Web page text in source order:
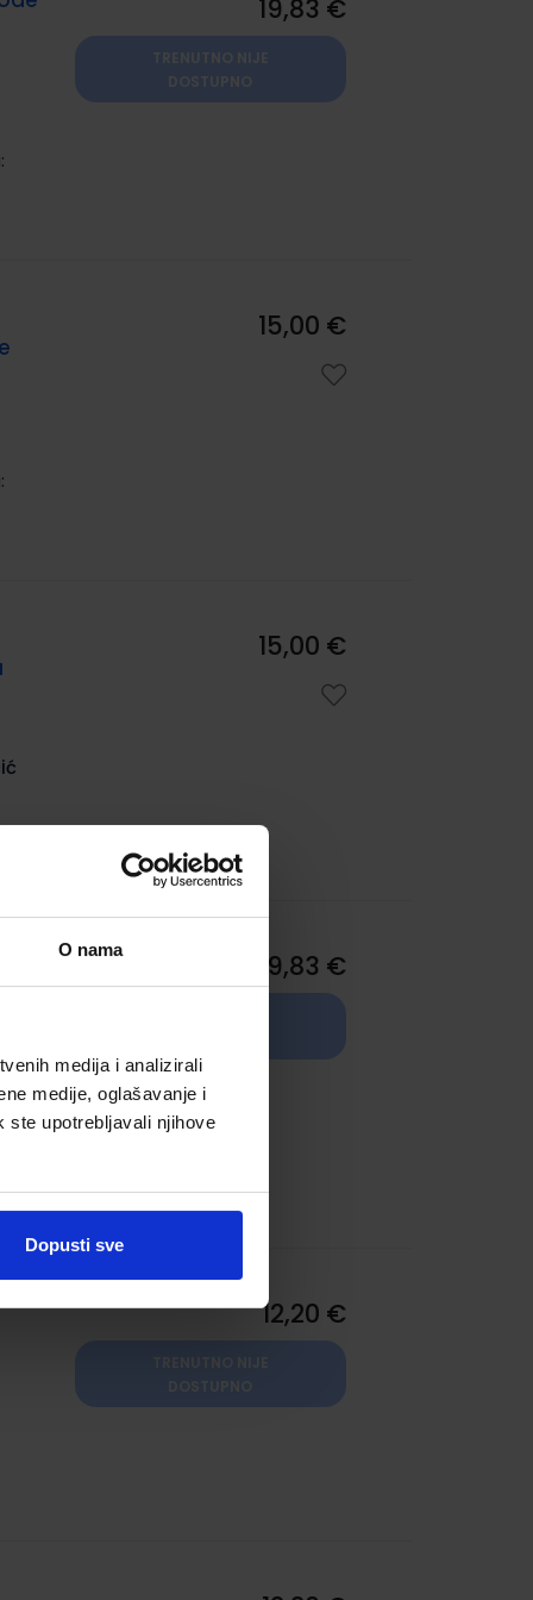
O nama
medija i analizirali
medije, oglašavanje i
ste upotrebljavali njihove
Dopusti sve
19,83 €
15,00 €
15,00 €
19,83 €
12,20 €
DOSTUPNO